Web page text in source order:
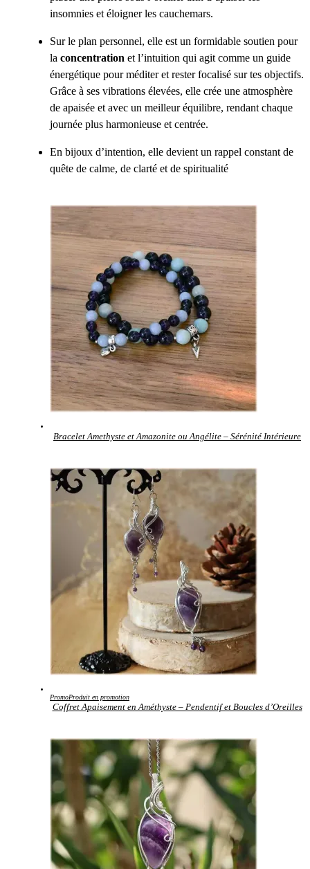
insomnies et éloigner les cauchemars.
Sur le plan personnel, elle est un formidable soutien pour
la concentration et l’intuition qui agit comme un guide
énergétique pour méditer et rester focalisé sur tes objectifs.
Grâce à ses vibrations élevées, elle crée une atmosphère
de apaisée et avec un meilleur équilibre, rendant chaque
journée plus harmonieuse et centrée.
En bijoux d’intention, elle devient un rappel constant de
quête de calme, de clarté et de spiritualité
Bracelet Amethyste et Amazonite ou Angélite – Sérénité Intérieure
PromoProduit en promotion
Coffret Apaisement en Améthyste – Pendentif et Boucles d’Oreilles